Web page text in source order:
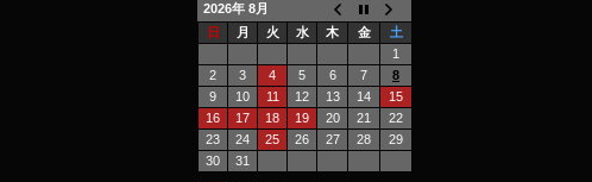
2026年 8月
日
月 火 水 木 金
土
1
2
3 4 5 6 7
8
9
10 11 12 13 14
15
16
17 18 19 20 21
22
23
24 25 26 27 28
29
30
31